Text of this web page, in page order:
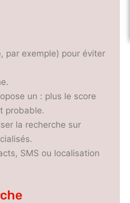
par exemple) pour éviter
un : plus le score
probable.
la recherche sur
SMS ou localisation